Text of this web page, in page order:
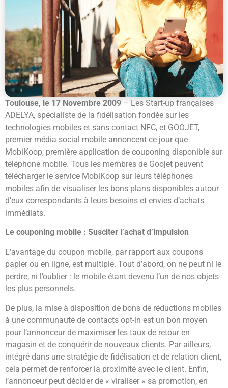
Toulouse, le 17 Novembre 2009 – Les Start-up françaises
ADELYA, spécialiste de la fidélisation fondée sur les
technologies mobiles et sans contact NFC, et GOOJET,
premier média social mobile annoncent ce jour que
MobiKoop, première application de couponing disponible sur
téléphone mobile. Tous les membres de Goojet peuvent
télécharger le service MobiKoop sur leurs téléphones
mobiles afin de visualiser les bons plans disponibles autour
d’eux correspondants à leurs besoins et envies d’achats
immédiats.
Le couponing mobile : Susciter l’achat d’impulsion
L’avantage du coupon mobile, par rapport aux coupons
papier ou en ligne, est multiple. Tout d’abord, on ne peut ni le
perdre, ni l’oublier : le mobile étant devenu l’un de nos objets
les plus personnels.
De plus, la mise à disposition de bons de réductions mobiles
à une communauté de contacts opt-in est un bon moyen
pour l’annonceur de maximiser les taux de retour en
magasin et de conquérir de nouveaux clients. Par ailleurs,
intégré dans une stratégie de fidélisation et de relation client,
cela permet de renforcer la proximité avec le client. Enfin,
l’annonceur peut décider de « viraliser » sa promotion, en